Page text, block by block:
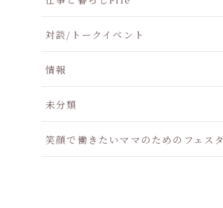
対談/トークイベント
情報
未分類
笑顔で働きたいママのためのフェスタ